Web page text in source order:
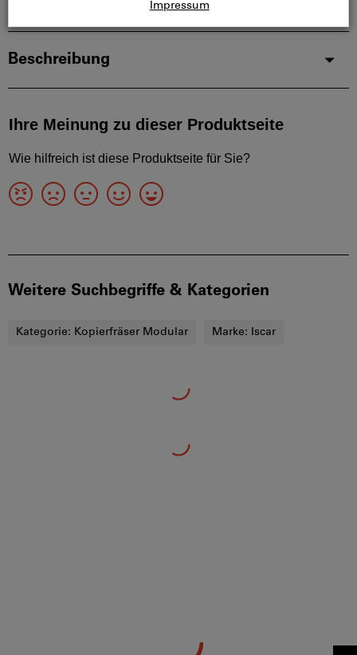
Beschreibung
Weitere Suchbegriffe & Kategorien
Kategorie: Kopierfräser Modular Marke: Iscar